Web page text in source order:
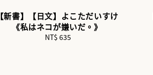
【新書】【日文】よこただいすけ
《私はネコが嫌いだ。》
Regular
NT$ 635